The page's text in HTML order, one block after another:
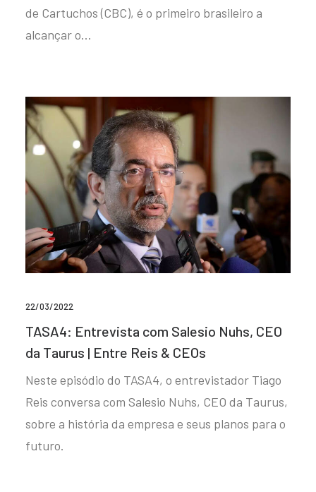
de Cartuchos (CBC), é o primeiro brasileiro a
alcançar o…
22/03/2022
TASA4: Entrevista com Salesio Nuhs, CEO
da Taurus | Entre Reis & CEOs
Neste episódio do TASA4, o entrevistador Tiago
Reis conversa com Salesio Nuhs, CEO da Taurus,
sobre a história da empresa e seus planos para o
futuro.